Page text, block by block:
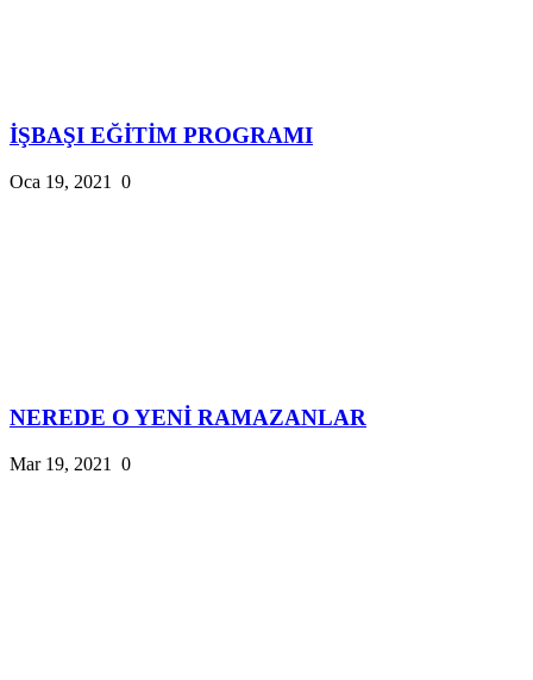
İŞBAŞI EĞİTİM PROGRAMI
Oca 19, 2021 0
NEREDE O YENİ RAMAZANLAR
Mar 19, 2021 0